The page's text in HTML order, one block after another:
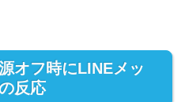
オフ時にLINEメッ
反応